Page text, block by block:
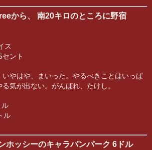
から、 南20キロのところに野宿
ス
ント
やはや、まいった。やるべきことはいっぱ
気が出ない。がんばれ、たけし。
ル
ル
ホッシーのキャラバンパーク 6ドル